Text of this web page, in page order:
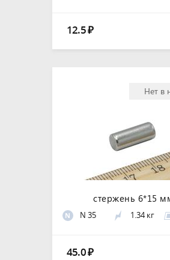
12.5₽
Нет в
стержень 6*15
N N 35 1.34 кг
45.0₽